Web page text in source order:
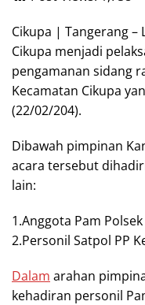
Cikupa | Tangerang –
Cikupa menjadi
pengamanan sidang
Kecamatan Cikupa
(22/02/204).
Dibawah pimpinan
acara tersebut
lain:
1.Anggota Pam
2.Personil Satpol PP
Dalam arahan
kehadiran personil